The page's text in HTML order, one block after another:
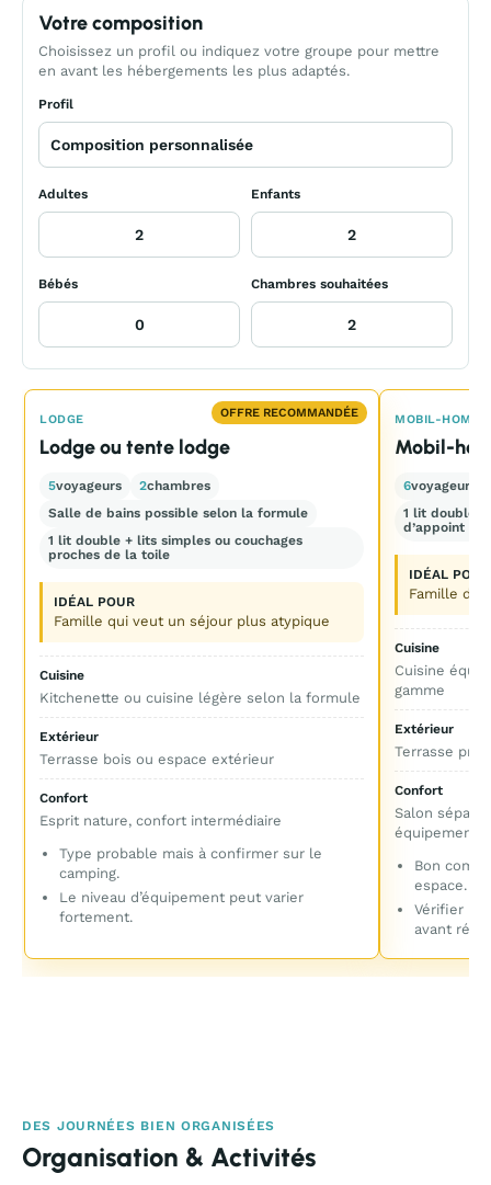
Votre composition
Choisissez un profil ou indiquez votre groupe pour mettre
en avant les hébergements les plus adaptés.
Profil
Adultes Enfants
Bébés Chambres souhaitées
MOBIL-HOME
Mobil-
6voyageurs
1 lit double +
d’appoint
IDÉAL POUR
Famille de
Cuisine
Cuisine
gamme
Extérieur
Terrasse
Confort
Salon
équipement
Bon
espace.
Vérifier la
avant
OFFRE RECOMMANDÉE
LODGE
Lodge ou tente lodge
5voyageurs 2chambres
Salle de bains possible selon la formule
1 lit double + lits simples ou couchages
proches de la toile
IDÉAL POUR
Famille qui veut un séjour plus atypique
Cuisine
Kitchenette ou cuisine légère selon la formule
Extérieur
Terrasse bois ou espace extérieur
Confort
Esprit nature, confort intermédiaire
Type probable mais à confirmer sur le
camping.
Le niveau d’équipement peut varier
fortement.
DES JOURNÉES BIEN ORGANISÉES
Organisation & Activités